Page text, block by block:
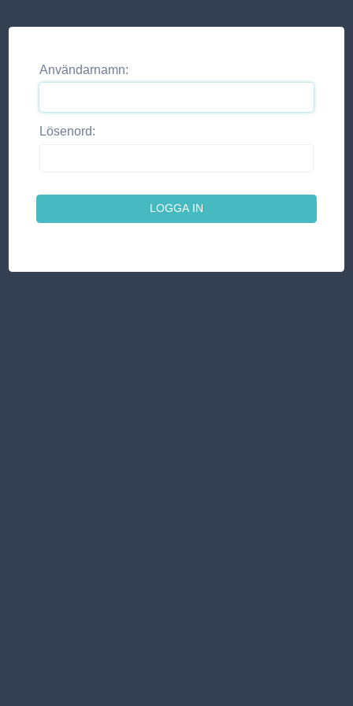
Användarnamn:
Lösenord: